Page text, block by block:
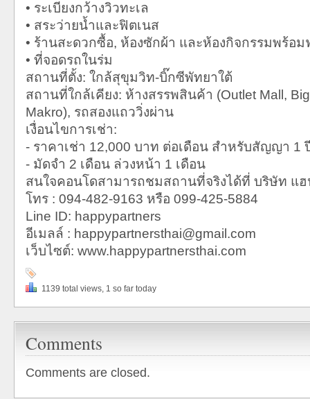
• ระเบียงกว้างวิวทะเล
• สระว่ายน้ำและฟิตเนส
• ร้านสะดวกซื้อ, ห้องซักผ้า และห้องกิจกรรมพร้อม
• ที่จอดรถในร่ม
สถานที่ตั้ง: ใกล้สุขุมวิท-บิ๊กซีพัทยาใต้
สถานที่ใกล้เคียง: ห้างสรรพสินค้า (Outlet Mall,
Makro), รถสองแถววิ่งผ่าน
เงื่อนไขการเช่า:
- ราคาเช่า 12,000 บาท ต่อเดือน สำหรับสัญญา 1
- มัดจำ 2 เดือน ล่วงหน้า 1 เดือน
สนใจคอนโดสามารถชมสถานที่จริงได้ที่ บริษัท แฮ
โทร : 094-482-9163 หรือ 099-425-5884
Line ID: happypartners
อีเมลล์ : happypartnersthai@gmail.com
เว็บไซต์: www.happypartnersthai.com
1139 total views, 1 so far today
Comments
Comments are closed.